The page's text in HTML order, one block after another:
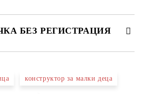
БЕЗ РЕГИСТРАЦИЯ
конструктор за малки деца